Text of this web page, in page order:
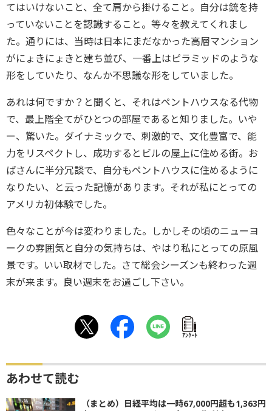
てはいけないこと、全て肩から掛けること。自分は銃を持
っていないことを認識すること。等々を教えてくれまし
た。通りには、当時は日本にまだなかった高層マンション
がにょきにょきと建ち並び、一番上はピラミッドのような
形をしていたり、なんか不思議な形をしていました。
あれは何ですか？と聞くと、それはペントハウスなる代物
で、最上階全てがひとつの部屋であると知りました。いや
ー、驚いた。ダイナミックで、刺激的で、文化豊富で、能
力をリスペクトし、成功するとビルの屋上に住める街。お
ばさんに半分冗談で、自分もペントハウスに住めるように
なりたい、と云った記憶があります。それが私にとっての
アメリカ初体験でした。
色々なことが今は変わりました。しかしその頃のニューヨ
ークの雰囲気と自分の気持ちは、やはり私にとっての原風
景です。いい取材でした。さて総会シーズンも終わった週
末が来ます。良い週末をお過ごし下さい。
ｱﾝｹｰﾄ
あわせて読む
（まとめ）日経平均は一時67,000円超も1,363円